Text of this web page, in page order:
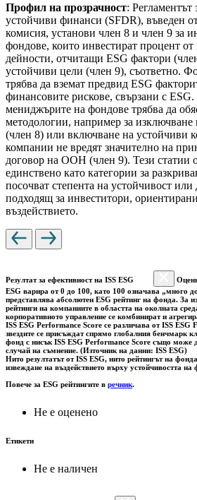
Профил на прозрачност: Регламентът
устойчиви финанси (SFDR), въведен
комисия, установи член 8 и член 9 за
фондове, които инвестират процент
дейности, отчитащи ESG фактори
устойчиви цели (член 9), съответно.
трябва да вземат предвид ESG
финансовите рискове, свързани с
мениджърите на фондове трябва да
методологии, например за изключване
(член 8) или включване на устойчиви
компании не вредят значително на
договор на ООН (член 9). Тези статии
единствено като категории за
посочват степента на устойчивост
подходящ за инвеститори,
въздействието.
Резултат за ефективност на ISS ESG
ESG варира от 0 до 100, като 100 означава „много
представлява абсолютен ESG рейтинг на фонда. За
рейтинги на компаниите в областта на околната
корпоративното управление се комбинират и
ISS ESG Performance Score се различава от ISS ESG
звездите се присъждат спрямо глобалния бенчмарк
фонд с нисък ISS ESG Performance Score също може
случай на съмнение. (Източник на данни: ISS ESG)
Нито резултатът от ISS ESG, нито рейтингът на
извеждане на въздействието върху устойчивостта на
Повече за ESG рейтингите в речник.
Не е оценено
Етикети
Не е наличен